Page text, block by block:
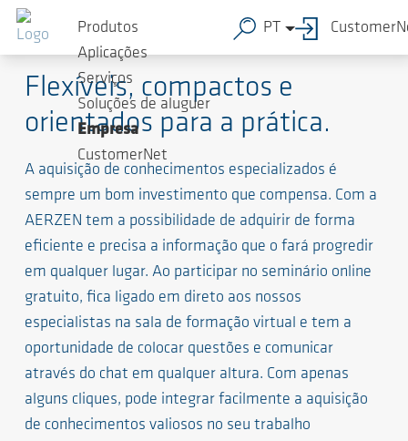
Seminários online AERZEN
Flexíveis, compactos e
orientados para a prática.
A aquisição de conhecimentos especializados é
sempre um bom investimento que compensa. Com a
AERZEN tem a possibilidade de adquirir de forma
eficiente e precisa a informação que o fará progredir
em qualquer lugar. Ao participar no seminário online
gratuito, fica ligado em direto aos nossos
especialistas na sala de formação virtual e tem a
oportunidade de colocar questões e comunicar
através do chat em qualquer altura. Com apenas
alguns cliques, pode integrar facilmente a aquisição
de conhecimentos valiosos no seu trabalho
Produtos
Aplicações
Serviços
Soluções de aluguer
Empresa
CustomerNet
PT